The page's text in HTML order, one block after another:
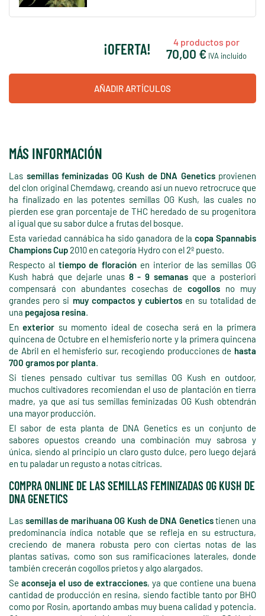
¡OFERTA! 4 productos por
70,00 € IVA incluido
AÑADIR ARTÍCULOS
MÁS INFORMACIÓN
Las semillas feminizadas OG Kush de DNA Geneticsprovienen
del clon original Chemdawg, creando así un nuevo retrocruce que
ha finalizado en las potentes semillas OG Kush, las cuales no
pierden ese gran porcentaje de THC heredado de su progenitora
al igual que su sabor dulce a frutas del bosque.
Esta variedad cannábica ha sido ganadora de lacopa Spannabis
Champions Cup2010 en categoría Hydro con el 2º puesto.
Respecto altiempo de floración en interior de las semillas OG
Kush habrá que dejarle unas8 - 9 semanas que a posteriori
compensará con abundantes cosechas decogollos no muy
grandes pero si muy compactos y cubiertos en su totalidad de
una pegajosa resina.
Enexterior su momento ideal de cosecha será en la primera
quincena de Octubre en el hemisferio norte y la primera quincena
de Abril en el hemisferio sur, recogiendo producciones de hasta
700 gramos por planta.
Si tienes pensado cultivar tus semillas OG Kush en outdoor,
muchos cultivadores recomiendan el uso de plantación en tierra
madre, ya que así tus semillas feminizadas OG Kush obtendrán
una mayor producción.
El sabor de esta planta de DNA Genetics es un conjunto de
sabores opuestos creando una combinación muy sabrosa y
única, siendo al principio un claro gusto dulce, pero luego dejará
en tu paladar un regusto a notas cítricas.
COMPRA ONLINE DE LAS SEMILLAS FEMINIZADAS OG KUSH DE
DNA GENETICS
Las semillas de marihuana OG Kush de DNA Geneticstienen una
predominancia índica notable que se refleja en su estructura,
creciendo de manera robusta pero con ciertas notas de las
plantas sativas, como son sus ramificaciones laterales, donde
también crecerán cogollos prietos y algo alargados.
Se aconseja el uso de extracciones, ya que contiene una buena
cantidad de producción en resina, siendo factible tanto por BHO
como por Rosin, aportando ambas muy buena calidad y potencia.